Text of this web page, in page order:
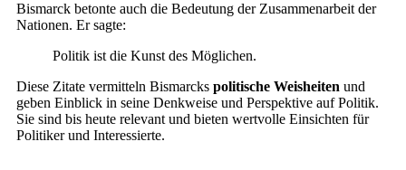
Bismarck betonte auch die Bedeutung der Zusammenarbeit der
Nationen. Er sagte:
Politik ist die Kunst des Möglichen.
Diese Zitate vermitteln Bismarcks politische Weisheiten und
geben Einblick in seine Denkweise und Perspektive auf Politik.
Sie sind bis heute relevant und bieten wertvolle Einsichten für
Politiker und Interessierte.